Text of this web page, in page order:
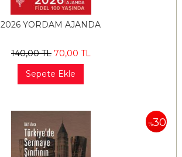
2026 YORDAM AJANDA
140,00TL 70,00 TL
Sepete Ekle
%30